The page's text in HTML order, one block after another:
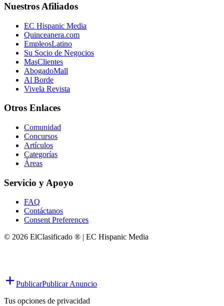
Nuestros Afiliados
EC Hispanic Media
Quinceanera.com
EmpleosLatino
Su Socio de Negocios
MasClientes
AbogadoMall
Al Borde
Vivela Revista
Otros Enlaces
Comunidad
Concursos
Artículos
Categorías
Áreas
Servicio y Apoyo
FAQ
Contáctanos
Consent Preferences
© 2026 ElClasificado ® | EC Hispanic Media
PublicarPublicar Anuncio
Tus opciones de privacidad